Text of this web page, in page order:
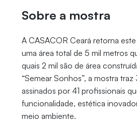
Sobre a mostra
A CASACOR Ceará retorna
uma área total de 5 mil metros
quais 2 mil são de área
“Semear Sonhos”, a mostra
assinados por 41 profissionais
funcionalidade, estética
meio ambiente.